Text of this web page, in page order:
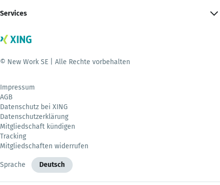
Services
© New Work SE | Alle Rechte vorbehalten
Impressum
AGB
Datenschutz bei XING
Datenschutzerklärung
Mitgliedschaft kündigen
Tracking
Mitgliedschaften widerrufen
Sprache Deutsch